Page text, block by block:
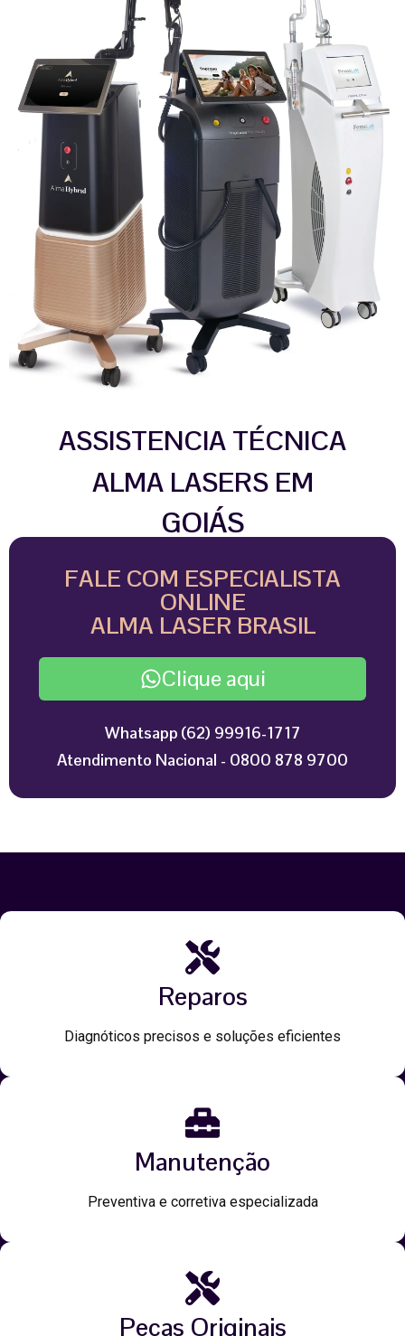
ASSISTENCIA TÉCNICA
ALMA LASERS EM
GOIÁS
FALE COM ESPECIALISTA
ONLINE
ALMA LASER BRASIL
Clique aqui
Whatsapp (62) 99916-1717
Atendimento Nacional - 0800 878 9700
Reparos
Diagnóticos precisos e soluções eficientes
Manutenção
Preventiva e corretiva especializada
Peças Originais